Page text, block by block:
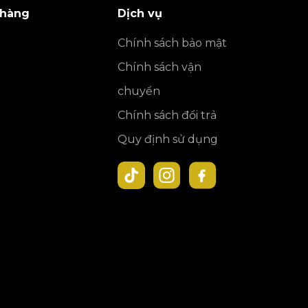
Dịch vụ
Chính sách bảo mật
Chính sách vận
chuyển
Chính sách đổi trả
Quy định sử dụng